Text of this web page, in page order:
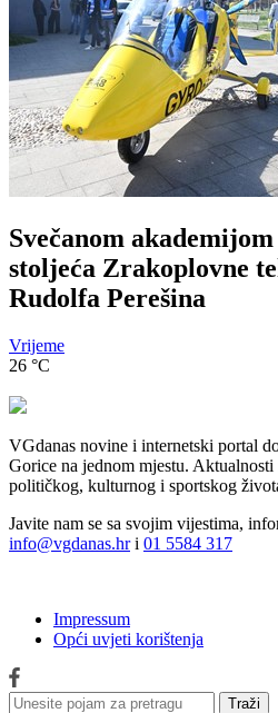
Svečanom
stoljeća Zrakoplovne
Rudolfa Perešina
Vrijeme
26 °C
VGdanas novine i internetski portal
Gorice na jednom mjestu.
političkog, kulturnog i sportskog
Javite nam se sa svojim vijestima,
info@vgdanas.hri 01 5584 317
Impressum
Opći uvjeti korištenja